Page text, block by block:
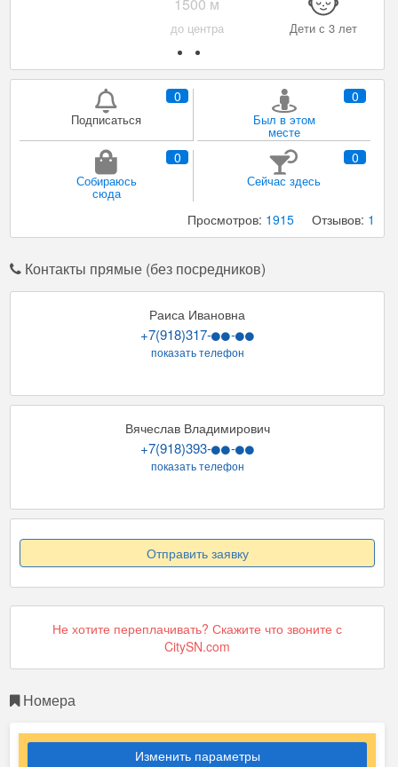
Парковка Уборка
0
Подписаться
0
Был в этом
месте
0
Собираюсь
сюда
0
Сейчас здесь
Отзывов: 1
Просмотров: 1915
Контакты прямые (без посредников)
Раиса Ивановна
+7(918)317- -
показать телефон
Вячеслав Владимирович
+7(918)393- -
показать телефон
Отправить заявку
Не хотите переплачивать? Скажите что звоните с
CitySN.com
Номера
Изменить параметры